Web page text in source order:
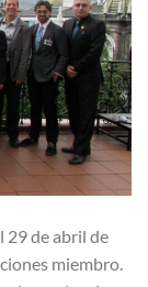
29 de abril de
miembro.